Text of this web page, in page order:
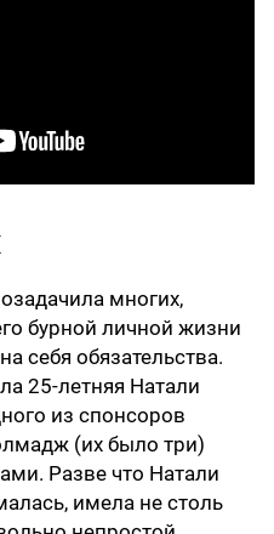
многих,
бурной личной жизни
себя обязательства.
25-летняя Натали
из спонсоров
(их было три)
Разве что Натали
имела не столь